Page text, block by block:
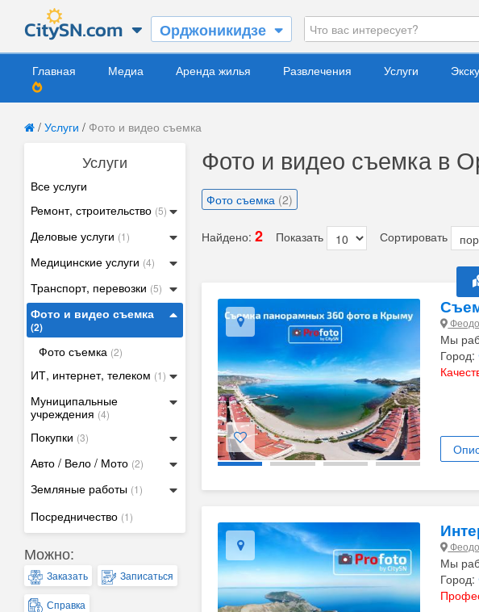
Орджоникидзе
Главная Медиа Аренда жилья Развлечения Услуги
/ Услуги / Фото и видео съемка
Услуги
Все услуги
Ремонт, строительство (5)
Деловые услуги (1)
Медицинские услуги (4)
Транспорт, перевозки (5)
Фото и видео съемка
(2)
Фото съемка (2)
ИТ, интернет, телеком (1)
Муниципальные
учреждения (4)
Покупки (3)
Авто / Вело / Мото (2)
Земляные работы (1)
Посредничество (1)
Можно:
Заказать Записаться
Справка
Фото и видео съемка в
Фото съемка (2)
Найдено: 2 Показать Сортировать
Мы
Город:
Мы
Город: